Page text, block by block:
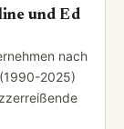
und Ed
nach
2025)